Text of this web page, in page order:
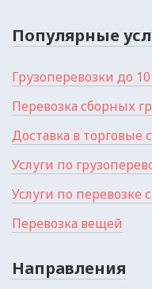
Популярные
Грузоперевозки до
Перевозка сборных
Доставка в торговые
Услуги по
Услуги по перевозке
Перевозка вещей
Направления